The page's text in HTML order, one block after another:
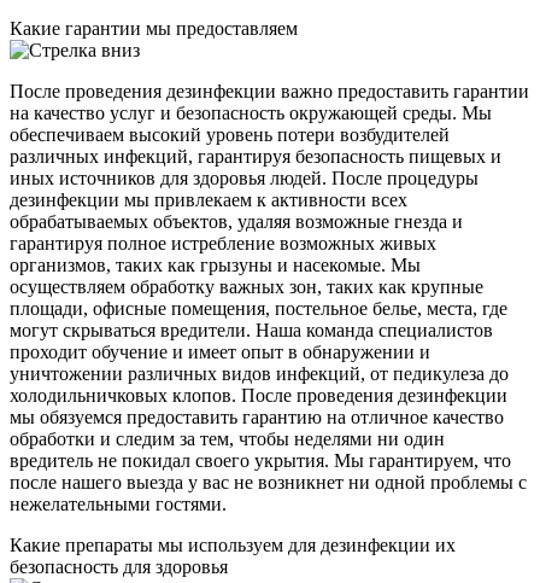
Какие гарантии мы предоставляем
После проведения дезинфекции важно предоставить гарантии
на качество услуг и безопасность окружающей среды. Мы
обеспечиваем высокий уровень потери возбудителей
различных инфекций, гарантируя безопасность пищевых и
иных источников для здоровья людей. После процедуры
дезинфекции мы привлекаем к активности всех
обрабатываемых объектов, удаляя возможные гнезда и
гарантируя полное истребление возможных живых
организмов, таких как грызуны и насекомые. Мы
осуществляем обработку важных зон, таких как крупные
площади, офисные помещения, постельное белье, места, где
могут скрываться вредители. Наша команда специалистов
проходит обучение и имеет опыт в обнаружении и
уничтожении различных видов инфекций, от педикулеза до
холодильничковых клопов. После проведения дезинфекции
мы обязуемся предоставить гарантию на отличное качество
обработки и следим за тем, чтобы неделями ни один
вредитель не покидал своего укрытия. Мы гарантируем, что
после нашего выезда у вас не возникнет ни одной проблемы с
нежелательными гостями.
Какие препараты мы используем для дезинфекции их
безопасность для здоровья